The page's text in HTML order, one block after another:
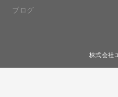
ブログ
株式会社